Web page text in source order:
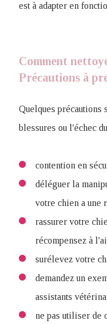
est à adapter en
Comment
Précautions à
Quelques précautions
blessures ou l'échec
contention en
déléguer la
votre chien a une
rassurer votre
récompensez à
surélevez votre
demandez un
assistants
ne pas utiliser de